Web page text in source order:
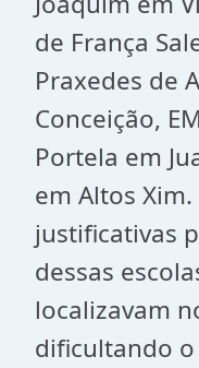
de França
Praxedes de
Conceição,
Portela em
em Altos
justificativas
dessas
localizavam
dificultando